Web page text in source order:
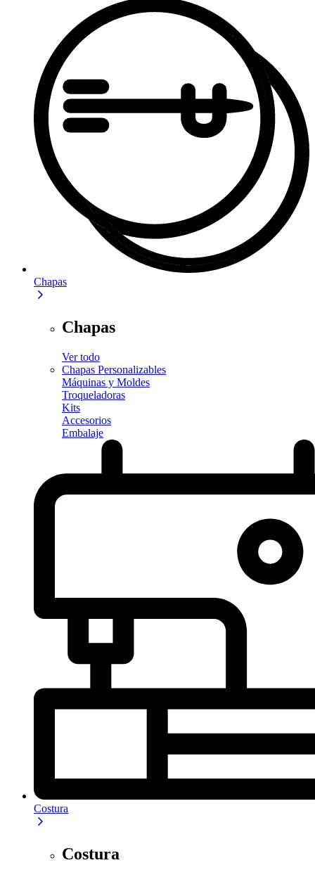
Chapas
Chapas
Ver todo
Chapas Personalizables
Máquinas y Moldes
Troqueladoras
Kits
Accesorios
Embalaje
Costura
Costura